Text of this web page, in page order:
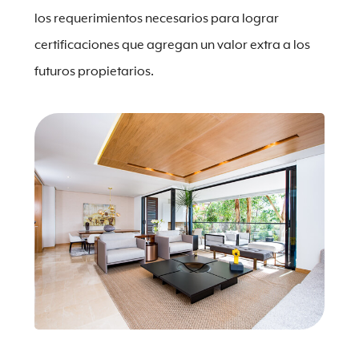
los requerimientos necesarios para lograr
certificaciones que agregan un valor extra a los
futuros propietarios.